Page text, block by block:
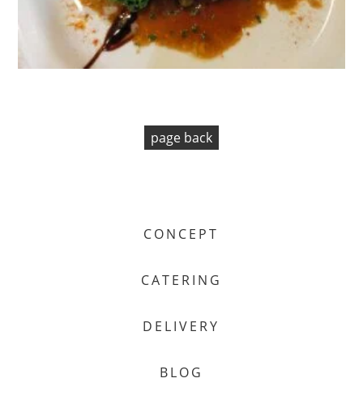
page back
CONCEPT
CATERING
DELIVERY
BLOG